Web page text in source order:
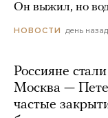
Он выжил, но
НОВОСТИ день назад
Россияне
Москва —
частые